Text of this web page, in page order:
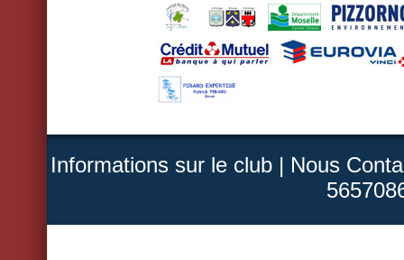
Informations sur le club| Nous